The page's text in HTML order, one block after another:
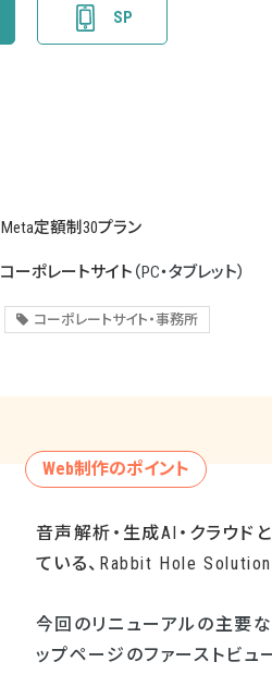
SP
Meta定額制30プラン
コーポレートサイト （PC・タブレット）
コーポレートサイト・事務所
Web制作のポイント
音声解析・生成AI ・クラウ
ている、 Rabbit Hole
今回のリニューアルの主要な
ップページのファーストビ